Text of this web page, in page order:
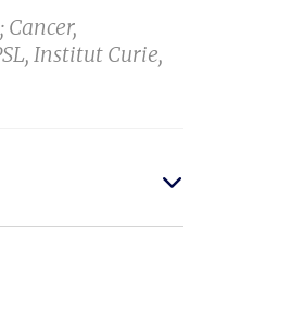
Institut Curie,